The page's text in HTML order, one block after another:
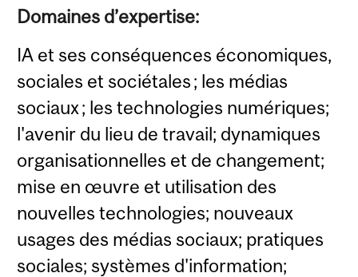
Domaines d’expertise:
IA et ses conséquences économiques,
sociales et sociétales ; les médias
sociaux ; les technologies numériques;
l'avenir du lieu de travail; dynamiques
organisationnelles et de changement;
mise en œuvre et utilisation des
nouvelles technologies; nouveaux
usages des médias sociaux; pratiques
sociales; systèmes d'information;